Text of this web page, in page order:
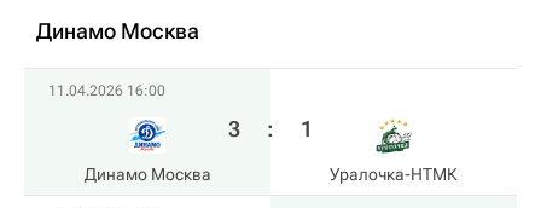
Динамо Москва
11.04.2026 16:00
Динамо Москва
3 : 1
Уралочка-НТМК